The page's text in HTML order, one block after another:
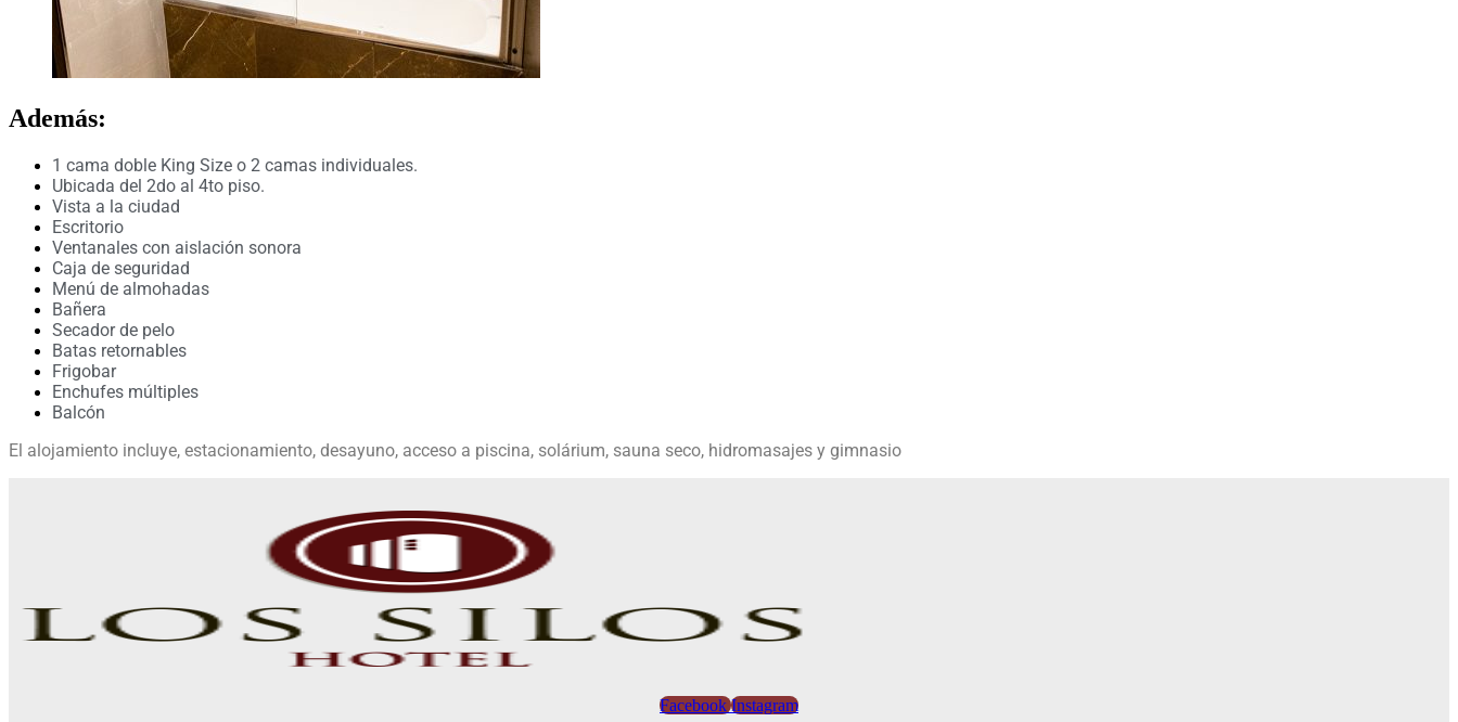
Además:
1 cama doble King Size o 2 camas individuales.
Ubicada del 2do al 4to piso.
Vista a la ciudad
Escritorio
Ventanales con aislación sonora
Caja de seguridad
Menú de almohadas
Bañera
Secador de pelo
Batas retornables
Frigobar
Enchufes múltiples
Balcón
El alojamiento incluye, estacionamiento, desayuno, acceso a piscina, solárium, sauna seco, hidromasajes y gimnasio
Facebook Instagram